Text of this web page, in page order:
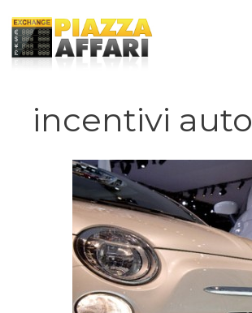
contenuto
incentivi auto